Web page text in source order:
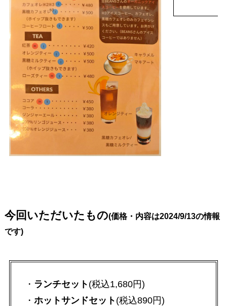
今回いただいたもの(価格・内容は2024/9/13の情報
です)
・ ランチセット (税込1,680円)
・ ホットサンドセット (税込890円)